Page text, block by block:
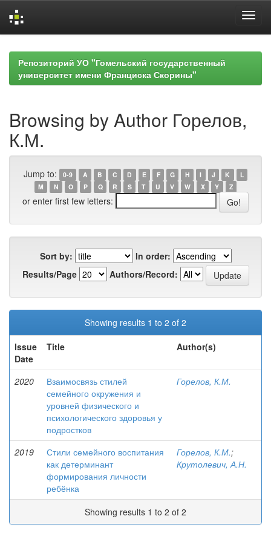
navigationРепозиторий УО "Гомельский государственный
университет имени Франциска Скорины"
Browsing by Author Горелов,
К.М.
Jump to: 0-9 A B C D E F G H I J K
L
M
N O P Q R S T U V W X Y Z
or enter first few letters:
Sort by:
In order:
Results/Page
Authors/Record:
Showing results 1 to 2 of 2
Issue
Date
Title Author(s)
2020
Взаимосвязь стилей
семейного окружения и
уровней физического и
психологического здоровья у
подростков
Горелов, К.М.
2019
Стили семейного воспитания
как детерминант
формирования личности
ребёнка
Горелов, К.М.;
Крутолевич, А.Н.
Showing results 1 to 2 of 2